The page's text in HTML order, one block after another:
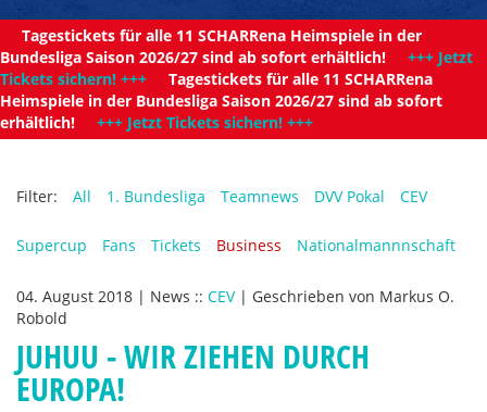
Tagestickets für alle 11 SCHARRena Heimspiele in der
Bundesliga Saison 2026/27 sind ab sofort erhältlich! +++ Jetzt
Tickets sichern! +++ Tagestickets für alle 11 SCHARRena
Heimspiele in der Bundesliga Saison 2026/27 sind ab sofort
erhältlich! +++ Jetzt Tickets sichern! +++
Filter: All 1. Bundesliga Teamnews DVV Pokal CEV
Supercup Fans Tickets Business Nationalmannnschaft
04. August 2018 | News :: CEV | Geschrieben von Markus O.
Robold
JUHUU - WIR ZIEHEN DURCH
EUROPA!